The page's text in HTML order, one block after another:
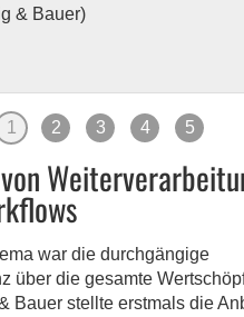
& Bauer)
1 2 3 4 5
war die durchgängige
über die gesamte
Bauer stellte erstmals die